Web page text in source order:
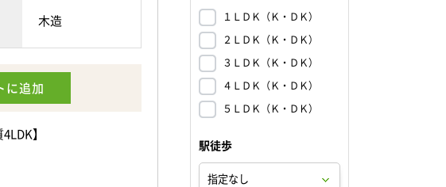
木造
に追加
】
１ＬＤＫ（Ｋ・ＤＫ）
２ＬＤＫ（Ｋ・ＤＫ）
３ＬＤＫ（Ｋ・ＤＫ）
４ＬＤＫ（Ｋ・ＤＫ）
５ＬＤＫ（Ｋ・ＤＫ）
駅徒歩